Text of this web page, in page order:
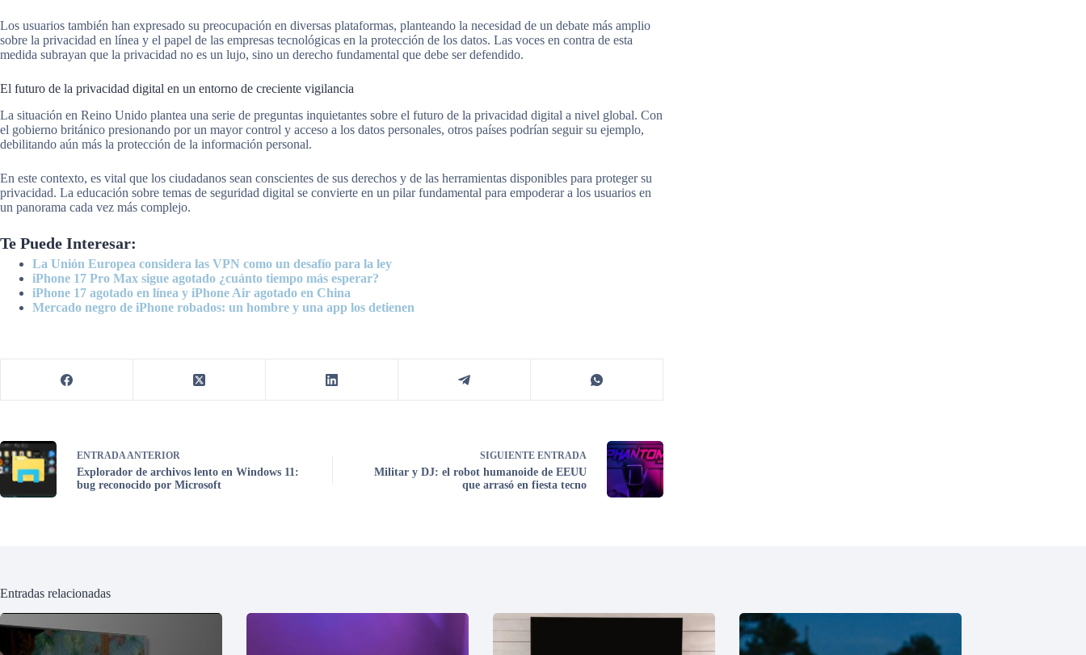
Los usuarios también han expresado su preocupación en diversas plataformas, planteando la necesidad de un debate más amplio
sobre la privacidad en línea y el papel de las empresas tecnológicas en la protección de los datos. Las voces en contra de esta
medida subrayan que la privacidad no es un lujo, sino un derecho fundamental que debe ser defendido.
El futuro de la privacidad digital en un entorno de creciente vigilancia
La situación en Reino Unido plantea una serie de preguntas inquietantes sobre el futuro de la privacidad digital a nivel global. Con
el gobierno británico presionando por un mayor control y acceso a los datos personales, otros países podrían seguir su ejemplo,
debilitando aún más la protección de la información personal.
En este contexto, es vital que los ciudadanos sean conscientes de sus derechos y de las herramientas disponibles para proteger su
privacidad. La educación sobre temas de seguridad digital se convierte en un pilar fundamental para empoderar a los usuarios en
un panorama cada vez más complejo.
Te Puede Interesar:
La Unión Europea considera las VPN como un desafío para la ley
iPhone 17 Pro Max sigue agotado ¿cuánto tiempo más esperar?
iPhone 17 agotado en línea y iPhone Air agotado en China
Mercado negro de iPhone robados: un hombre y una app los detienen
ENTRADA ANTERIOR
Explorador de archivos lento en Windows 11:
bug reconocido por Microsoft
SIGUIENTEENTRADA
Militar y DJ: el robot humanoide de EEUU
que arrasó en fiesta tecno
Entradas relacionadas